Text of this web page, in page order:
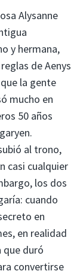
Alysanne
y hermana,
de Aenys
la gente
mucho en
50 años
al trono,
casi cualquier
los dos
cuando
en
en realidad
que duró
convertirse